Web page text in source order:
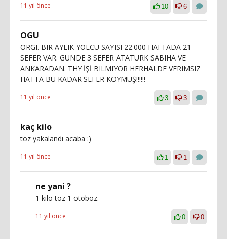
11 yıl önce 10 6
OGU
ORGI. BIR AYLIK YOLCU SAYISI 22.000 HAFTADA 21
SEFER VAR. GÜNDE 3 SEFER ATATÜRK SABIHA VE
ANKARADAN. THY İŞİ BILMIYOR HERHALDE VERIMSIZ
HATTA BU KADAR SEFER KOYMUŞ!!!!!!
11 yıl önce 3 3
kaç kilo
toz yakalandı acaba :)
11 yıl önce 1 1
ne yani ?
1 kilo toz 1 otoboz.
11 yıl önce 0 0